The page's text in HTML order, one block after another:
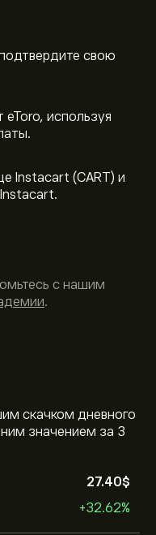
скачком дневного
значением за 3
27.40‎$‎
+32.62%
свою
eToro, используя
Instacart (CART) и
с нашим
.